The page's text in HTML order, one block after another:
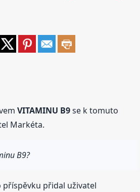
VITAMINU B9se k tomuto
Markéta.
B9?
přidal uživatel